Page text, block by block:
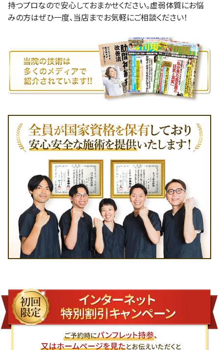
持つプロなので安心しておまかせください。虚弱体質にお悩
みの方はぜひ一度、当店までお気軽にご相談ください！